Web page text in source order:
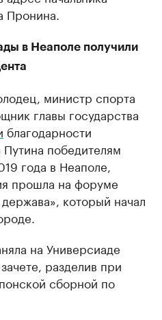
Пронина.
в Неаполе получили
министр спорта
главы государства
благодарности
победителям
года в Неаполе,
прошла на форуме
который начал
на Универсиаде
разделив при
сборной по